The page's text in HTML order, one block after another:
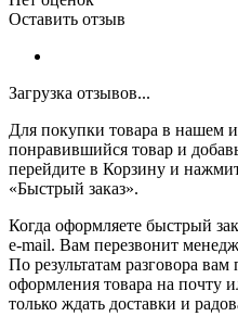
Оставить отзыв
Загрузка отзывов...
Для покупки товара в нашем
понравившийся товар и
перейдите в Корзину и
«Быстрый заказ».
Когда оформляете быстрый
e-mail. Вам перезвонит
По результатам разговора
оформления товара на почту
только ждать доставки и